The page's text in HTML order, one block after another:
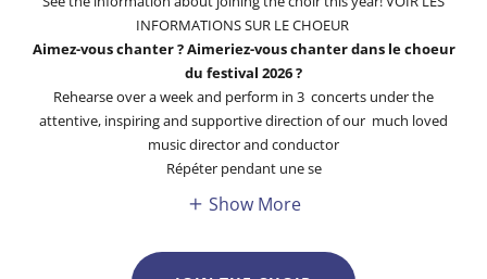
INFORMATIONS SUR LE CHOEUR
Aimez-vous chanter ? Aimeriez-vous chanter dans le choeur
du festival 2026 ?
Rehearse over a week and perform in 3 concerts under the
attentive, inspiring and supportive direction of our much loved
music director and conductor
Répéter pendant une se
Show More